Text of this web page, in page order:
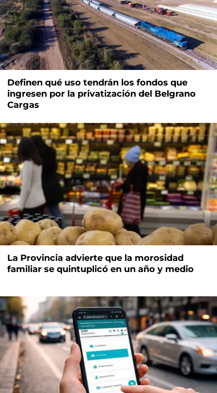
Definen qué uso tendrán los fondos que
ingresen por la privatización del Belgrano
Cargas
La Provincia advierte que la morosidad
familiar se quintuplicó en un año y medio